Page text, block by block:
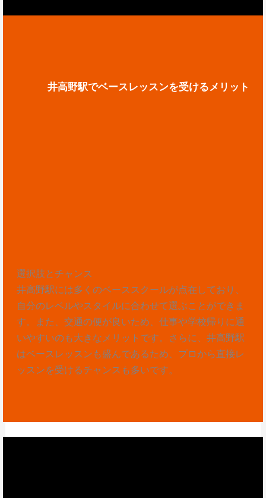
井高野駅でベースレッスンを受けるメリット
選択肢とチャンス
井高野駅には多くのベーススクールが点在しており、
自分のレベルやスタイルに合わせて選ぶことができま
す。また、交通の便が良いため、仕事や学校帰りに通
いやすいのも大きなメリットです。さらに、井高野駅
はベースレッスンも盛んであるため、プロから直接レ
ッスンを受けるチャンスも多いです。